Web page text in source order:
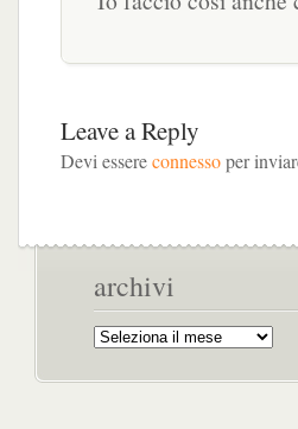
Leave a Reply
Devi essereconnessoper
archivi
Archivi